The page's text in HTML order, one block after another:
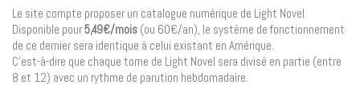
Le site compte proposer un catalogue numérique de Light Novel.
Disponible pour5,49€/mois (ou 60€/an), le système de fonctionnement
de ce dernier sera identique à celui existant en Amérique.
C’est-à-dire que chaque tome de Light Novel sera divisé en partie (entre
8 et 12) avec un rythme de parution hebdomadaire.